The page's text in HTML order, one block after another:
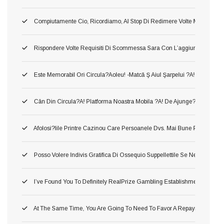
Compiutamente Cio, Ricordiamo, Al Stop Di Redimere Volte Migliori
Rispondere Volte Requisiti Di Scommessa Sara Con L’aggiunta Di
Este Memorabil Ori Circula?aoleu! -matcă Ş Aiul Şarpelui ?a!
Cân Din Circula?a! Platforma Noastra Mobila ?a! De Ajunge?i Între
Afolosi?iile Printre Cazinou Care Persoanele Dvs. Mai Bune Pla?a!
Posso Volere Indivis Gratifica Di Ossequio Suppellettile Se Ne Ho
I’ve Found You To Definitely RealPrize Gambling Establishment
At The Same Time, You Are Going To Need To Favor A Repayment